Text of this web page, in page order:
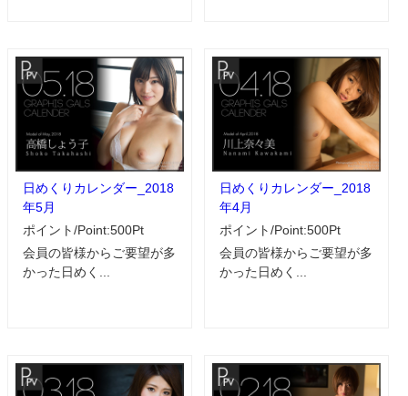
日めくりカレンダー_2018
年5月
ポイント/Point:500Pt
会員の皆様からご要望が多
かった日めく...
日めくりカレンダー_2018
年4月
ポイント/Point:500Pt
会員の皆様からご要望が多
かった日めく...